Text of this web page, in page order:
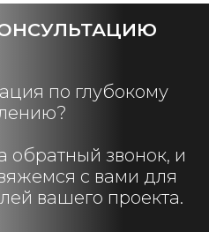
по глубокому
обратный звонок, и
с вами для
вашего проекта.